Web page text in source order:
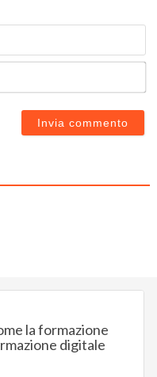
la formazione
digitale